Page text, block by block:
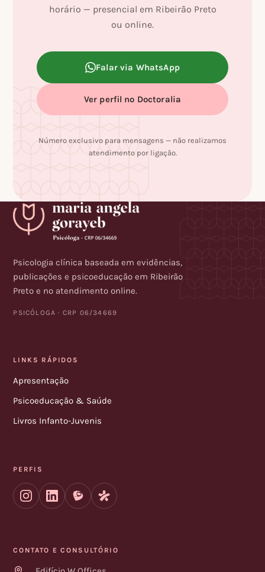
horário — presencial em Ribeirão Preto
ou online.
Falar via WhatsApp
Ver perfil no Doctoralia
Número exclusivo para mensagens — não realizamos
atendimento por ligação.
Psicologia clínica baseada em evidências,
publicações e psicoeducação em Ribeirão
Preto e no atendimentoonline.
PSICÓLOGA · CRP 06/34669
LINKS RÁPIDOS
Apresentação
Psicoeducação & Saúde
Livros Infanto-Juvenis
PERFIS
CONTATO E CONSULTÓRIO